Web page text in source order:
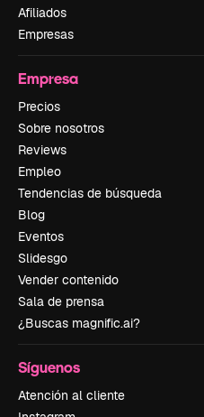
Afiliados
Empresas
Empresa
Precios
Sobre nosotros
Reviews
Empleo
Tendencias de búsqueda
Blog
Eventos
Slidesgo
Vender contenido
Sala de prensa
¿Buscas magnific.ai?
Síguenos
Atención al cliente